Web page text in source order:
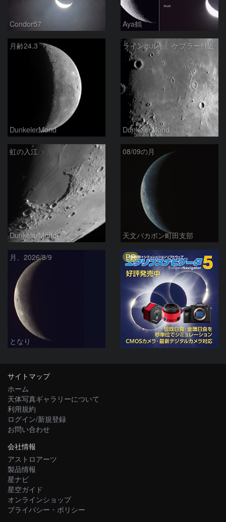
Condor57 Aya鶴
月齢24.3
DunkelerMond
ラインホルト、ケプラー付近
DunkelerMond
虹の入江
DunkelerMond
08/09の月
天文バカボン町田支部
月、2026/8/9
となり
PR
サイトマップ
ホーム
天体写真ギャラリーについて
利用規約
ログイン/新規登録
お問い合わせ
会社情報
アストロアーツ
製品情報
星ナビ
星空ガイド
オンラインショップ
プライバシー・ポリシー